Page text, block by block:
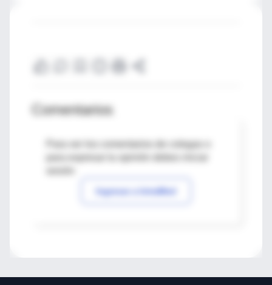
Comentarios
Para ver los comentarios de colegas o
Ingresar a IntraMed